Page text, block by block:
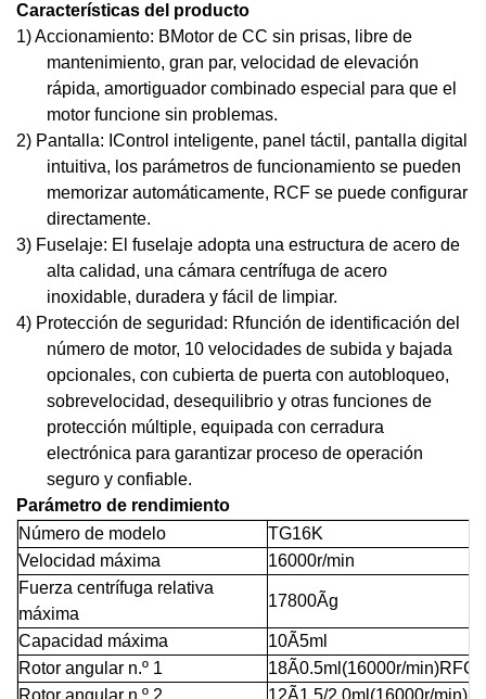
Características del producto
1) Accionamiento: BMotor de CC sin prisas, libre de
mantenimiento, gran par, velocidad de elevación
rápida, amortiguador combinado especial para que el
motor funcione sin problemas.
2) Pantalla: Control inteligente, panel táctil, pantalla digital
intuitiva, los parámetros de funcionamiento se pueden
memorizar automáticamente, RCF se puede configurar
directamente.
3) Fuselaje: El fuselaje adopta una estructura de acero de
alta calidad, una cámara centrífuga de acero
inoxidable, duradera y fácil de limpiar.
4) Protección de seguridad: Rfunción de identificación del
número de motor, 10 velocidades de subida y bajada
opcionales, con cubierta de puerta con autobloqueo,
sobrevelocidad, desequilibrio y otras funciones de
protección múltiple, equipada con cerradura
electrónica para garantizar proceso de operación
seguro y confiable.
Parámetro de rendimiento
Número de modelo
TG16K
Velocidad máxima
16000r/min
Fuerza centrífuga relativa
máxima
17800Ãg
Capacidad máxima
10Ã5ml
Rotor angular n.º 1
18Ã0.5ml(16000r/